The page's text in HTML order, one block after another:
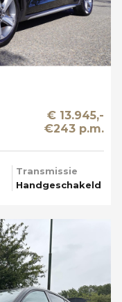
€ 13.945,-
€243 p.m.
Transmissie
Handgeschakeld